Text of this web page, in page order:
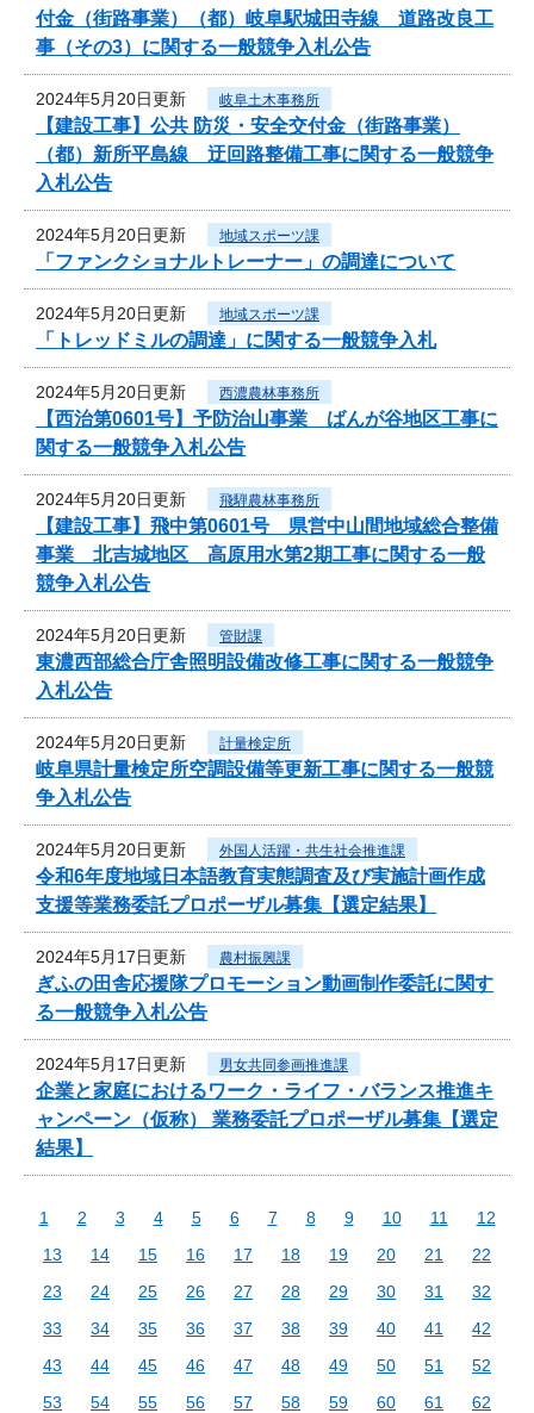
付金（街路事業）（都）岐阜駅城田寺線 道路改良工
事（その3）に関する一般競争入札公告
2024年5月20日更新 岐阜土木事務所
【建設工事】公共 防災・安全交付金（街路事業）
（都）新所平島線 迂回路整備工事に関する一般競争
入札公告
2024年5月20日更新 地域スポーツ課
「ファンクショナルトレーナー」の調達について
2024年5月20日更新 地域スポーツ課
「トレッドミルの調達」に関する一般競争入札
2024年5月20日更新 西濃農林事務所
【西治第0601号】予防治山事業 ばんが谷地区工事に
関する一般競争入札公告
2024年5月20日更新 飛騨農林事務所
【建設工事】飛中第0601号 県営中山間地域総合整備
事業 北吉城地区 高原用水第2期工事に関する一般
競争入札公告
2024年5月20日更新 管財課
東濃西部総合庁舎照明設備改修工事に関する一般競争
入札公告
2024年5月20日更新 計量検定所
岐阜県計量検定所空調設備等更新工事に関する一般競
争入札公告
2024年5月20日更新 外国人活躍・共生社会推進課
令和6年度地域日本語教育実態調査及び実施計画作成
支援等業務委託プロポーザル募集【選定結果】
2024年5月17日更新 農村振興課
ぎふの田舎応援隊プロモーション動画制作委託に関す
る一般競争入札公告
2024年5月17日更新 男女共同参画推進課
企業と家庭におけるワーク・ライフ・バランス推進キ
ャンペーン（仮称） 業務委託プロポーザル募集【選定
結果】
1 2 3 4 5 6 7 8 9 10 11
12
13
14 15 16 17 18 19 20 21
22
23
24 25 26 27 28 29 30 31
32
33
34 35 36 37 38 39 40 41
42
43
44 45 46 47 48 49 50 51
52
53
54 55 56 57 58 59 60 61
62